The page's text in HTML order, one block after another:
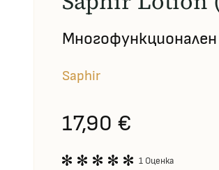
Saphir
17,90 €
1 Оценка